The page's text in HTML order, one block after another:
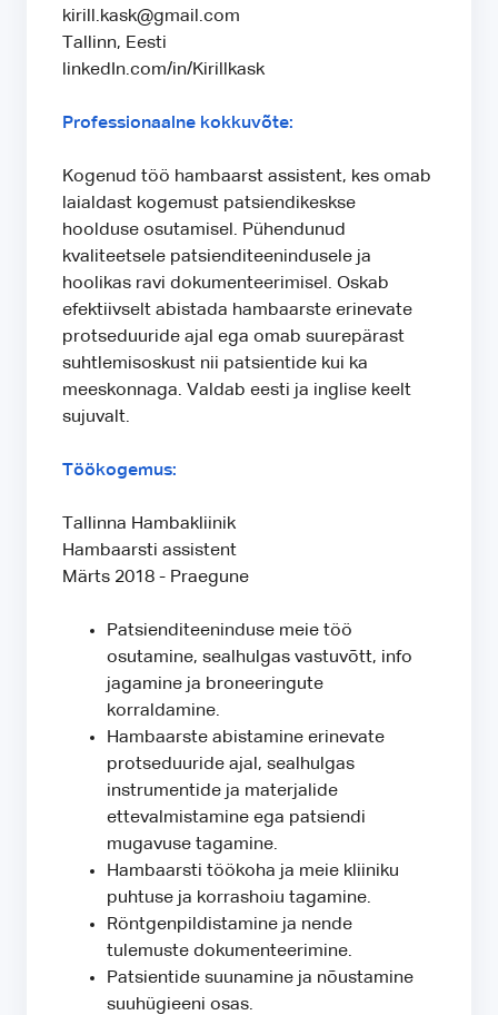
kirill.kask@gmail.com
Tallinn, Eesti
linkedIn.com/in/Kirillkask
Professionaalne kokkuvõte:
Kogenud töö hambaarst assistent, kes omab
laialdast kogemust patsiendikeskse
hoolduse osutamisel. Pühendunud
kvaliteetsele patsienditeenindusele ja
hoolikas ravi dokumenteerimisel. Oskab
efektiivselt abistada hambaarste erinevate
protseduuride ajal ega omab suurepärast
suhtlemisoskust nii patsientide kui ka
meeskonnaga. Valdab eesti ja inglise keelt
sujuvalt.
Töökogemus:
Tallinna Hambakliinik
Hambaarsti assistent
Märts 2018 - Praegune
Patsienditeeninduse meie töö
osutamine, sealhulgas vastuvõtt, info
jagamine ja broneeringute
korraldamine.
Hambaarste abistamine erinevate
protseduuride ajal, sealhulgas
instrumentide ja materjalide
ettevalmistamine ega patsiendi
mugavuse tagamine.
Hambaarsti töökoha ja meie kliiniku
puhtuse ja korrashoiu tagamine.
Röntgenpildistamine ja nende
tulemuste dokumenteerimine.
Patsientide suunamine ja nõustamine
suuhügieeni osas.